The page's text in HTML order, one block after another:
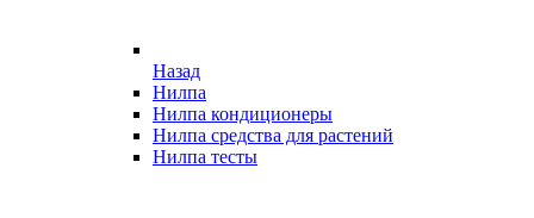
Назад
Нилпа
Нилпа кондиционеры
Нилпа средства для растений
Нилпа тесты